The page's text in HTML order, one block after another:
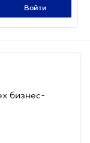
войти
бизнес-